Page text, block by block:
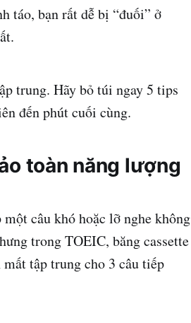
táo, bạn rất dễ bị “đuối” ở
trung. Hãy bỏ túi ngay 5 tips
đến phút cuối cùng.
toàn năng lượng
câu khó hoặc lỡ nghe không
trong TOEIC, băng cassette
tập trung cho 3 câu tiếp